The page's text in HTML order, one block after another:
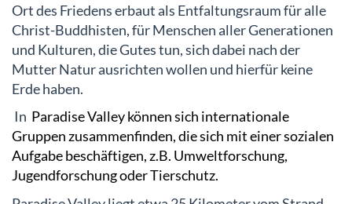
Ort des Friedens erbaut als Entfaltungsraum für alle
Christ-Buddhisten, für Menschen aller Generationen
und Kulturen, die Gutes tun, sich dabei nach der
Mutter Natur ausrichten wollen und hierfür keine
Erde haben.
In Paradise Valley können sich internationale
Gruppen zusammenfinden, die sich mit einer sozialen
Aufgabe beschäftigen, z.B. Umweltforschung,
Jugendforschung oder Tierschutz.